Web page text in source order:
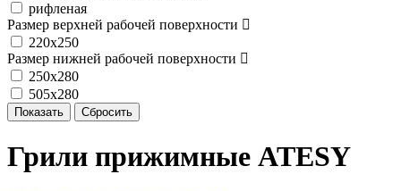
рифленая
Размер верхней рабочей поверхности
220х250
Размер нижней рабочей поверхности
250х280
505х280
Грили прижимные ATESY